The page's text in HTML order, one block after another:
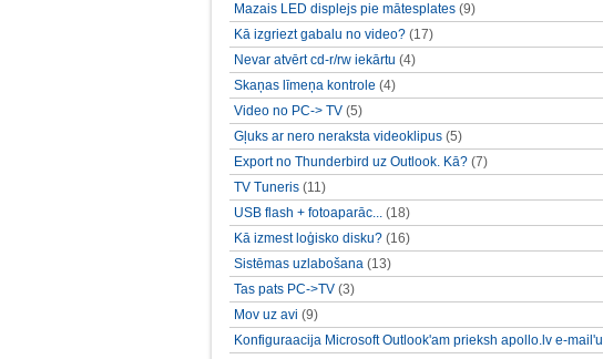
Mazais LED displejs pie mātesplates (9)
Kā izgriezt gabalu no video? (17)
Nevar atvērt cd-r/rw iekārtu (4)
Skaņas līmeņa kontrole (4)
Video no PC-> TV (5)
Gļuks ar nero neraksta videoklipus (5)
Export no Thunderbird uz Outlook. Kā? (7)
TV Tuneris (11)
USB flash + fotoaparāc... (18)
Kā izmest loģisko disku? (16)
Sistēmas uzlabošana (13)
Tas pats PC->TV (3)
Mov uz avi (9)
Konfiguraacija Microsoft Outlook'am prieksh apollo.lv e-mail'u